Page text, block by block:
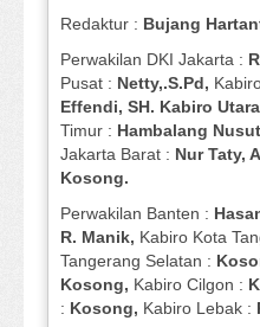
Redaktur : Bujang
Perwakilan DKI Jakarta :
Pusat : Netty,.S.Pd,
Effendi, SH. Kabiro
Timur : Hambalang
Jakarta Barat : Nur Taty,
Kosong.
Perwakilan Banten :
R. Manik, Kabiro Kota
Tangerang Selatan :
Kosong, Kabiro Cilgon :
: Kosong, Kabiro Lebak :